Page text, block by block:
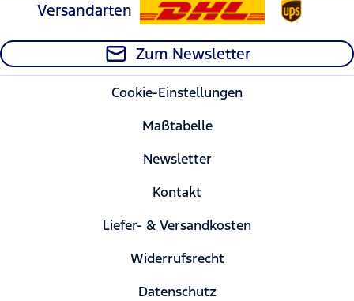
Versandarten
Zum Newsletter
Cookie-Einstellungen
Maßtabelle
Newsletter
Kontakt
Liefer- & Versandkosten
Widerrufsrecht
Datenschutz